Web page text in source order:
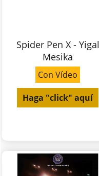
Spider Pen X - Yigal
Mesika
Con Vídeo
Haga "click" aquí